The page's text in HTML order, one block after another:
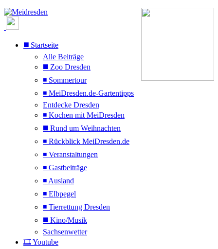
◼️ Startseite
Alle Beiträge
◼️ Zoo Dresden
◾ Sommertour
◾ MeiDresden.de-Gartentipps
Entdecke Dresden
◾ Kochen mit MeiDresden
◼️ Rund um Weihnachten
◾ Rückblick MeiDresden.de
◾ Veranstaltungen
◾ Gastbeiträge
◾ Ausland
◾ Elbpegel
◾ Tierrettung Dresden
◼️ Kino/Musik
Sachsenwetter
🎞️ Youtube